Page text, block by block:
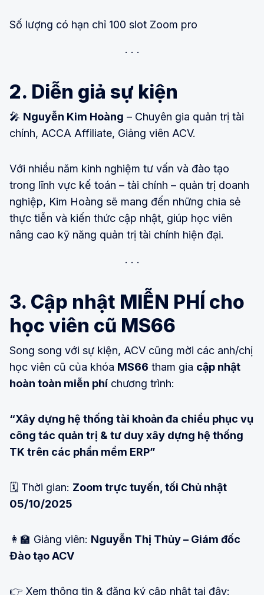
Số lượng có hạn chỉ 100 slot Zoom pro
2. Diễn giả sự kiện
🎤 Nguyễn Kim Hoàng – Chuyên gia quản trị tài
chính, ACCA Affiliate, Giảng viên ACV.
Với nhiều năm kinh nghiệm tư vấn và đào tạo
trong lĩnh vực kế toán – tài chính – quản trị doanh
nghiệp, Kim Hoàng sẽ mang đến những chia sẻ
thực tiễn và kiến thức cập nhật, giúp học viên
nâng cao kỹ năng quản trị tài chính hiện đại.
3. Cập nhật MIỄN PHÍ cho
học viên cũ MS66
Song song với sự kiện, ACV cũng mời các anh/chị
học viên cũ của khóa MS66 tham gia cập nhật
hoàn toàn miễn phí chương trình:
“Xây dựng hệ thống tài khoản đa chiều phục vụ
công tác quản trị & tư duy xây dựng hệ thống
TK trên các phần mềm ERP”
🗓️ Thời gian: Zoom trực tuyến, tối Chủ nhật
05/10/2025
👩‍🏫 Giảng viên: Nguyễn Thị Thủy – Giám đốc
Đào tạo ACV
👉 Xem thông tin & đăng ký cập nhật tại đây: